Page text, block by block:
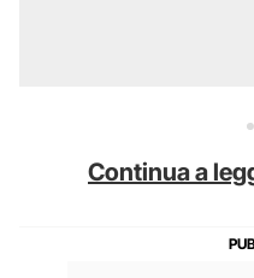
Continua a